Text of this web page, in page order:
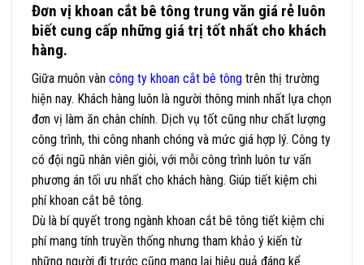
Đơn vị khoan cắt bê tông trung văn giá rẻ luôn
biết cung cấp những giá trị tốt nhất cho khách
hàng.
Giữa muôn vàn công ty khoan cắt bê tông trên thị trường
hiện nay. Khách hàng luôn là người thông minh nhất lựa chọn
đơn vị làm ăn chân chính. Dịch vụ tốt cũng như chất lượng
công trình, thi công nhanh chóng và mức giá hợp lý. Công ty
có đội ngũ nhân viên giỏi, với mỗi công trình luôn tư vấn
phương án tối ưu nhất cho khách hàng. Giúp tiết kiệm chi
phí khoan cắt bê tông.
Dù là bí quyết trong ngành khoan cắt bê tông tiết kiệm chi
phí mang tính truyền thống nhưng tham khảo ý kiến từ
những người đi trước cũng mang lại hiệu quả đáng kể.